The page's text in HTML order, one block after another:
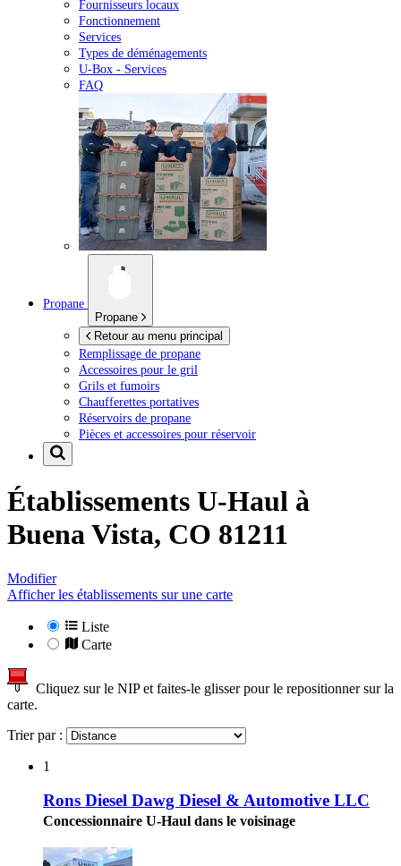
Fournisseurs locaux
Fonctionnement
Services
Types de déménagements
U-Box - Services
FAQ
Propane
Propane
Retour au menu principal
Remplissage de propane
Accessoires pour le gril
Grils et fumoirs
Chaufferettes portatives
Réservoirs de propane
Pièces et accessoires pour réservoir
Établissements U-Haul à
Buena Vista, CO 81211
Modifier
Afficher les établissements sur une carte
Liste
Carte
Cliquez sur le NIP et faites-le glisser pour le repositionner sur la
carte.
Trier par :
1
Rons Diesel Dawg Diesel & Automotive LLC
Concessionnaire U-Haul dans le voisinage